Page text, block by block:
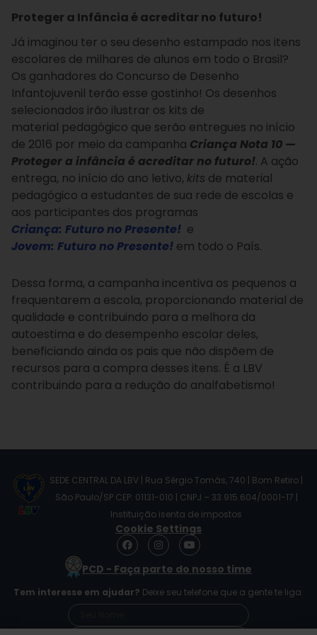
Proteger a Infância é acreditar no futuro!
Já imaginou ter o seu desenho estampado nos itens
escolares de milhares de alunos em todo o Brasil?
Os ganhadores do Concurso de Desenho
Infantojuvenil terão esse gostinho! Os desenhos
selecionados irão ilustrar os kits de
material pedagógico que serão entregues no início
de 2016 por meio da campanha Criança Nota 10 —
Proteger a infância é acreditar no futuro!. A ação
entrega, no início do ano letivo, kits de material
pedagógico a estudantes de sua rede de escolas e
aos participantes dos programas
Criança: Futuro no Presente! e
Jovem: Futuro no Presente! em todo o País.
Dessa forma, a campanha incentiva os pequenos a
frequentarem a escola, proporcionando material de
qualidade e contribuindo para a melhora da
autoestima e do desempenho escolar deles,
beneficiando ainda os pais que não dispõem de
recursos para a compra desses itens. É a LBV
contribuindo para a redução do analfabetismo!
SEDE CENTRAL DA LBV | Rua Sérgio Tomás, 740 | Bom Retiro |
São Paulo/SP CEP: 01131-010 | CNPJ – 33.915.604/0001-17 |
Instituição isenta de impostos
Cookie Settings
F
a
e
o
o
I
n
s
t
g
r
m
Y
o
t
b
e
PCD - Faça parte do nosso time
Tem interesse em ajudar? Deixe seu telefone que a gente te liga.